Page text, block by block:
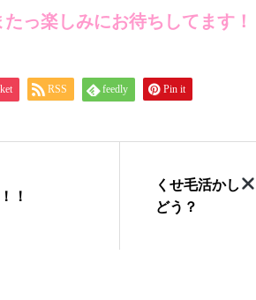
たっ楽しみにお待ちしてます！
RSS feedly Pin it
！
くせ毛活かし
どう？